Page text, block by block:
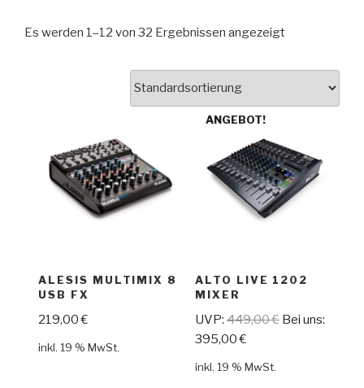
Es werden 1–12 von 32 Ergebnissen angezeigt
ALESIS MULTIMIX 8
USB FX
219,00€
inkl. 19 % MwSt.
ANGEBOT!
ALTO LIVE 1202
MIXER
UVP: 449,00€ Bei uns:
395,00€
inkl. 19 % MwSt.